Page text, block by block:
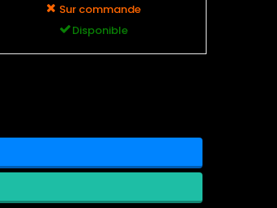
Sur commande
Disponible